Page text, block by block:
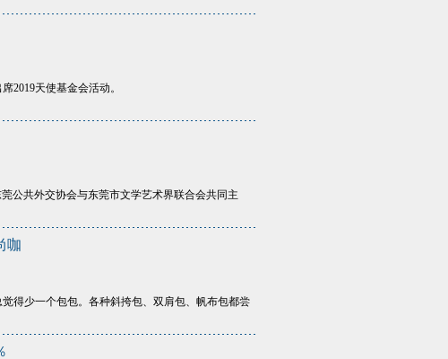
2019天使基金会活动。
公共外交协会与东莞市文学艺术界联合会共同主
咖
得少一个包包。各种斜挎包、双肩包、帆布包都尝